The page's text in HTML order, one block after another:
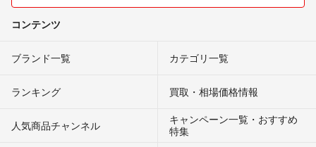
コンテンツ
ブランド一覧 カテゴリ一覧
ランキング 買取・相場価格情報
人気商品チャンネル
キャンペーン一覧・おすすめ
特集